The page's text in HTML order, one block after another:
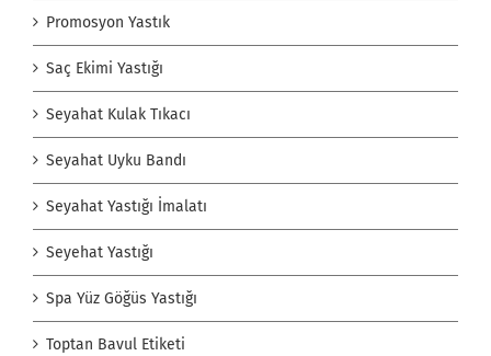
Promosyon Yastık
Saç Ekimi Yastığı
Seyahat Kulak Tıkacı
Seyahat Uyku Bandı
Seyahat Yastığı İmalatı
Seyehat Yastığı
Spa Yüz Göğüs Yastığı
Toptan Bavul Etiketi